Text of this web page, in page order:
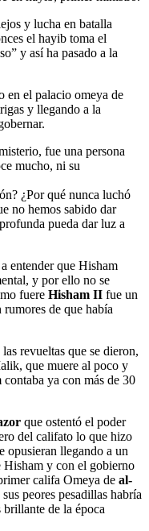
y lucha en batalla
el hayib toma el
y así ha pasado a la
en el palacio omeya de
y llegando a la
fue una persona
mucho, ni su
¿Por qué nunca luchó
no hemos sabido dar
pueda dar luz a
entender que Hisham
y por ello no se
fuere Hisham II fue un
rumores de que había
las revueltas que se dieron,
que muere al poco y
ya con más de 30
que ostentó el poder
del califato lo que hizo
opusieran llegando a un
y con el gobierno
califa Omeya de al-
peores pesadillas habría
de la época